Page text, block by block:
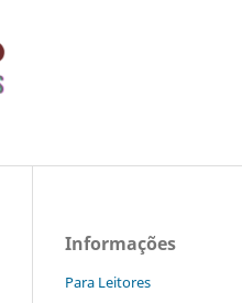
Informações
Para Leitores